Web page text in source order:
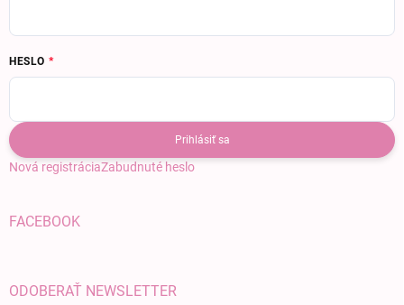
HESLO
Prihlásiť sa
Nová registráciaZabudnuté heslo
FACEBOOK
ODOBERAŤ NEWSLETTER